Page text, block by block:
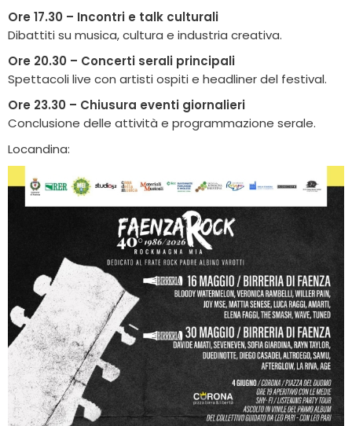
Ore 17.30 – Incontri e talk culturali
Dibattiti su musica, cultura e industria creativa.
Ore 20.30 – Concerti serali principali
Spettacoli live con artisti ospiti e headliner del festival.
Ore 23.30 – Chiusura eventi giornalieri
Conclusione delle attività e programmazione serale.
Locandina: